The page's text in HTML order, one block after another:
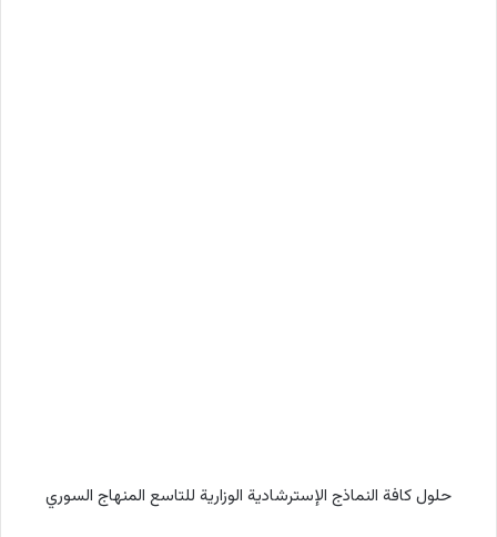
حلول كافة النماذج الإسترشادية الوزارية للتاسع المنهاج السوري